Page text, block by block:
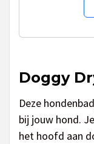
Doggy
Deze
bij jouw hond.
het hoofd aan